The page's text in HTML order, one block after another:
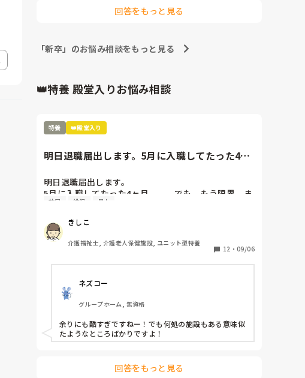
利用者目線で、物事を考えてしてるから、新人教育し
てって、事よ」って、いわれるけど、皆さんだった
回答をもっと見る
「新卒」のお悩み相談をもっと見る
👑特養 殿堂入りお悩み相談
特養 👑殿堂入り
明日退職届出します。5月に入職してたった4ヶ
明日退職届出します。
5月に入職してたった4ヶ月、、、でも、もう限界。ま
ず、介護長がわけわかんない。利用者を怒鳴りつけ、
い、すぐに他の人の言いなりになり、リーダーで決め
たことを覆す、人手が足りないのに、キチンと休みは
入れ、夜勤はやりたくないと、、、職員の悪口を言
い、ウワサ話しを本気にする、、、そして、今まで出
書き換えろと、、、職員のストレスもすごいが、利用
者もこれは精神科？って利用者ばかりを入れる。一晩
中徘徊、放尿、便失禁、暴言、暴力、コール頻回、フ
ラつきが強く見守りが必要、、、こんな利用者1人じ
ゃみれません。でも、日中も夜間も1人でみろ
と、、、なぜ？できないんだ？と。ハッキリ言って、
不良や急変を見つけると、見つけた人か何かしたんじ
ゃないか？とウワサをたてられ、その人のせいにな
放尿 徘徊 暴力
きしこ
介護福祉士, 介護老人保健施設, ユニット型特養
12 ・ 09/06
ネズコー
グループホーム, 無資格
余りにも酷すぎですねー！でも何処の施設もある意味似
たようなところばかりですよ！
回答をもっと見る